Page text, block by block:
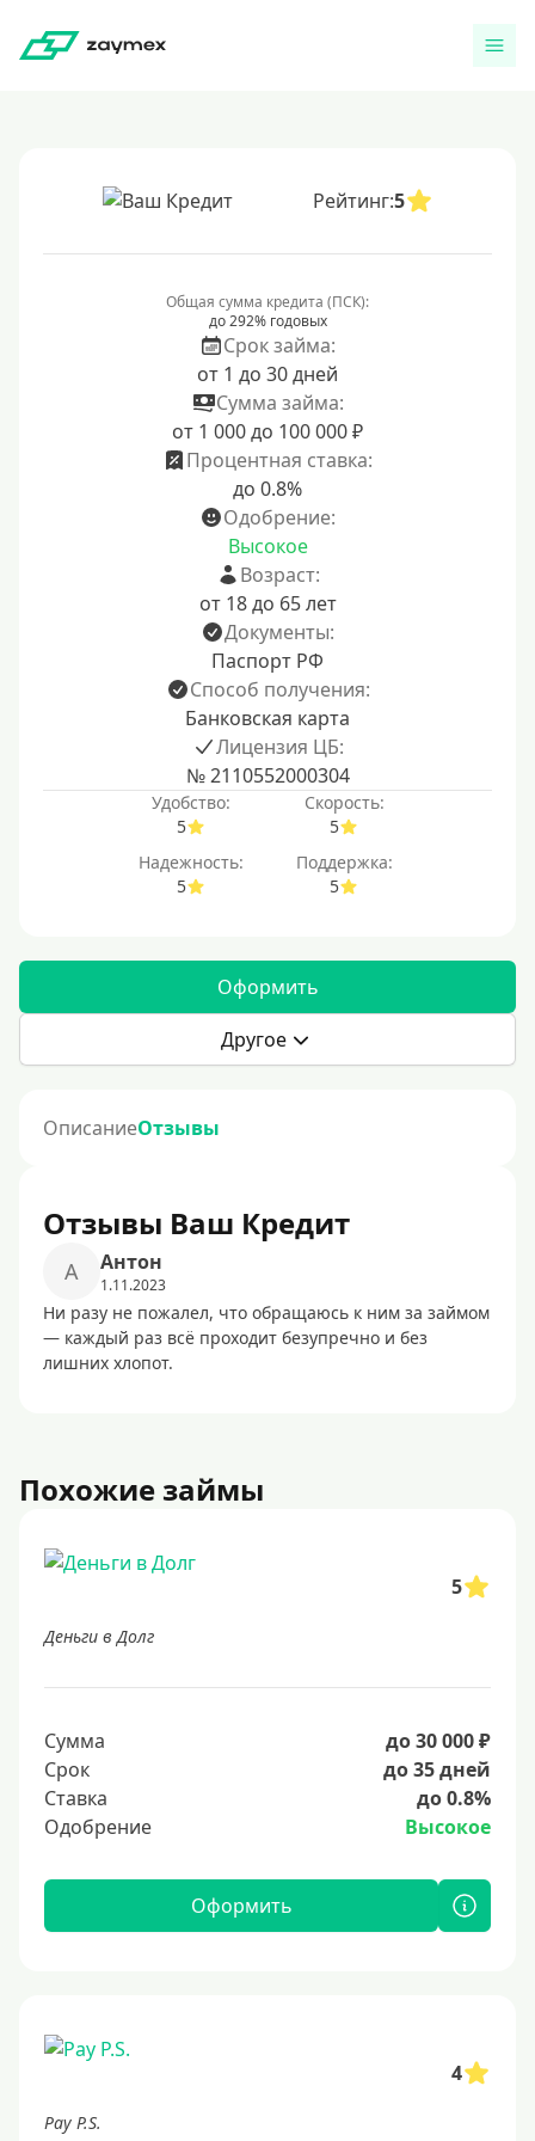
Рейтинг:5
Общая сумма кредита (ПСК):
до 292% годовых
Срок займа:
от 1 до 30 дней
Сумма займа:
от 1 000 до 100 000 ₽
Процентная ставка:
до 0.8%
Одобрение:
Высокое
Возраст:
от 18 до 65 лет
Документы:
Паспорт РФ
Способ получения:
Банковская карта
Лицензия ЦБ:
№ 2110552000304
Удобство:
5
Скорость:
5
Надежность:
5
Поддержка:
5
Оформить
Другое
ОписаниеОтзывы
Отзывы Ваш Кредит
А Антон
1.11.2023
Ни разу не пожалел, что обращаюсь к ним за займом
— каждый раз всё проходит безупречно и без
лишних хлопот.
Похожие займы
5
Деньги в Долг
Сумма
до 30 000 ₽
Срок
до 35 дней
Ставка
до 0.8%
Одобрение
Высокое
Оформить
4
Pay P.S.